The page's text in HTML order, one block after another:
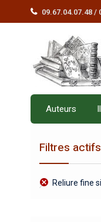
09.67.04.07.48 /
Auteurs
Filtres actifs
Reliure fine